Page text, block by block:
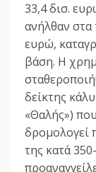
33,4 δισ.
ανήλθαν στα
ευρώ,
βάση. Η
δείκτης
«Θαλής»)
δρομολογεί
της κατά